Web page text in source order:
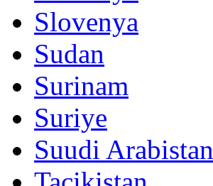
Slovenya
Sudan
Surinam
Suriye
Suudi Arabistan